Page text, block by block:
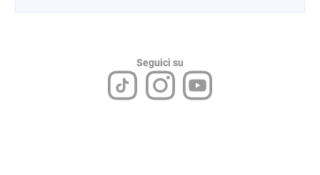
Seguici su